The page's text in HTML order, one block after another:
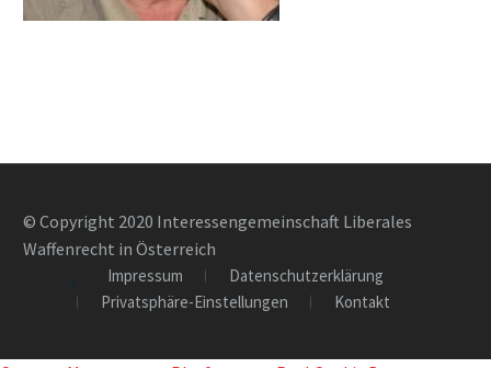
© Copyright 2020 Interessengemeinschaft Liberales
Waffenrecht in Österreich
Impressum
Datenschutzerklärung
Privatsphäre-Einstellungen
Kontakt